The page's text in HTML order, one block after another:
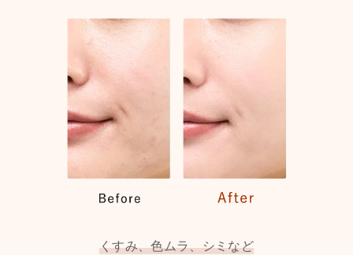
くすみ、色ムラ、シミなど